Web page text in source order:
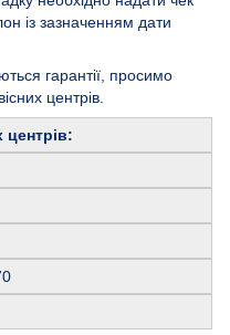
із зазначенням дати
гарантії, просимо
центрів.
центрів: